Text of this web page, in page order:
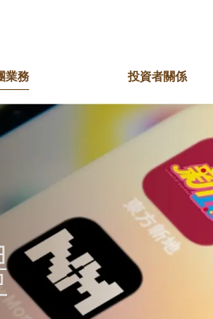
主席簡介
獎項及嘉許
業務
珠寶
娛樂文化
英皇娛樂集團
英皇電影集團
英皇影院集團
投資者關係
共享價值